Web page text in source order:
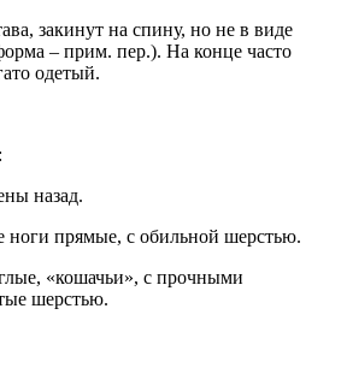
закинут на спину, но не в виде
– прим. пер.). На конце часто
одетый.
назад.
ноги прямые, с обильной шерстью.
«кошачьи», с прочными
шерстью.